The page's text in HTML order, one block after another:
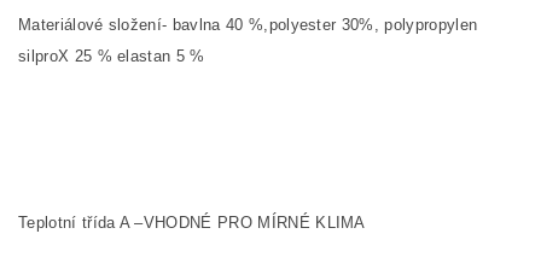
Materiálové složení- bavlna 40 %,polyester 30%, polypropylen
silproX 25 % elastan 5 %
Teplotní třída A –VHODNÉ PRO MÍRNÉ KLIMA